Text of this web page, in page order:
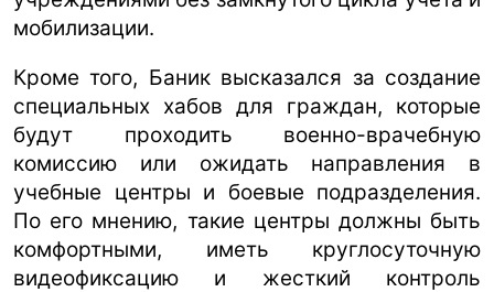
мобилизации.
Кроме того, Баник высказался за создание
специальных хабов для граждан, которые
будут проходить военно-врачебную
комиссию или ожидать направления в
учебные центры и боевые подразделения.
По его мнению, такие центры должны быть
комфортными, иметь круглосуточную
видеофиксацию и жесткий контроль